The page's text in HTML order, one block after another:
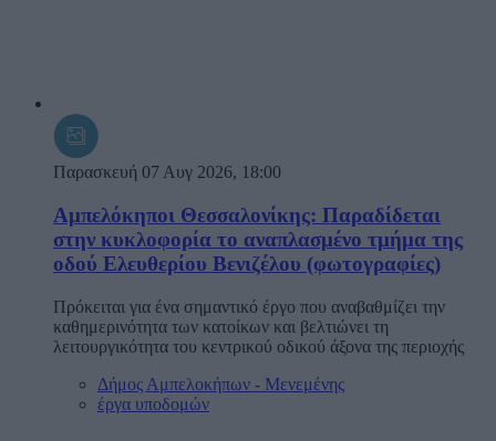
Παρασκευή 07 Αυγ 2026, 18:00
Αμπελόκηποι Θεσσαλονίκης: Παραδίδεται
στην κυκλοφορία το αναπλασμένο τμήμα της
οδού Ελευθερίου Βενιζέλου (φωτογραφίες)
Πρόκειται για ένα σημαντικό έργο που αναβαθμίζει την
καθημερινότητα των κατοίκων και βελτιώνει τη
λειτουργικότητα του κεντρικού οδικού άξονα της περιοχής
Δήμος Αμπελοκήπων - Μενεμένης
έργα υποδομών